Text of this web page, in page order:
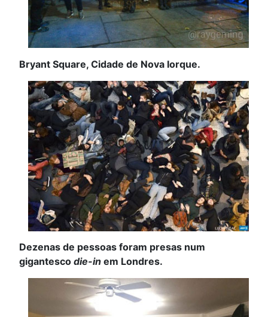
Bryant Square, Cidade de Nova Iorque.
Dezenas de pessoas foram presas num
gigantesco die-in em Londres.